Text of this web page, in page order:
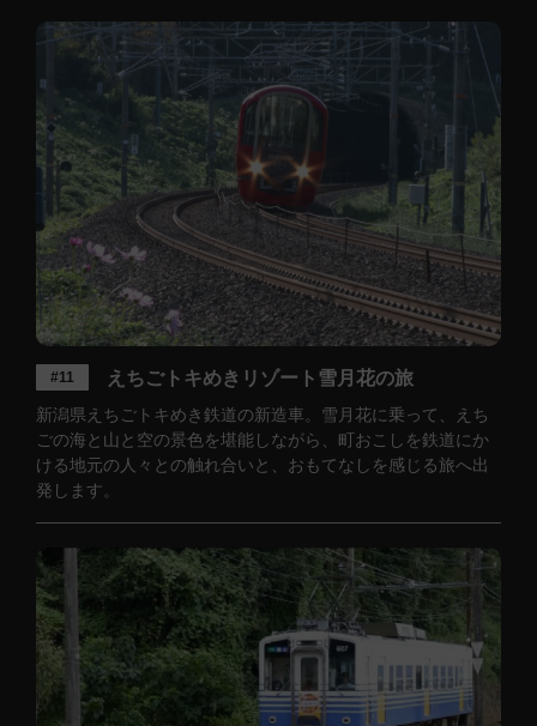
#11 えちごトキめきリゾート雪月花の旅
新潟県えちごトキめき鉄道の新造車。雪月花に乗って、えち
ごの海と山と空の景色を堪能しながら、町おこしを鉄道にか
ける地元の人々との触れ合いと、おもてなしを感じる旅へ出
発します。